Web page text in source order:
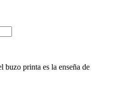
buzo printa es la enseña de